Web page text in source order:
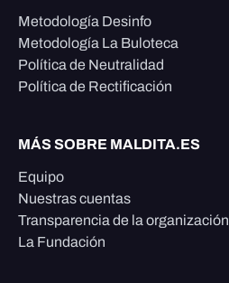
Metodología Desinfo
Metodología La Buloteca
Política de Neutralidad
Política de Rectificación
MÁS SOBRE MALDITA.ES
Equipo
Nuestras cuentas
Transparencia de la organización
La Fundación